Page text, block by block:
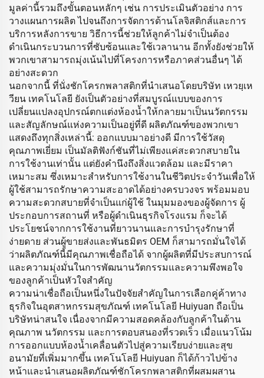
มูลค่านี้รวมถึงขั้นตอนหลักๆ เช่น การประเมินตัวอย่าง การ
วางแผนการผลิต ไปจนถึงการจัดการด้านโลจิสติกส์และการ
บริการหลังการขาย วิธีการนี้ช่วยให้ลูกค้าไม่จำเป็นต้อง
ดำเนินกระบวนการที่ซับซ้อนและใช้เวลานาน อีกทั้งยังช่วยให้
พวกเขาสามารถมุ่งเน้นไปที่โครงการหรือภาคส่วนอื่นๆ ได้
อย่างสะดวก
นอกจากนี้ ที่นั่งชักโครกพลาสติกที่นำเสนอโดยบริษัท เหวยฺเห
วียน เทคโนโลยี ยังเป็นตัวอย่างที่สมบูรณ์แบบของการ
เปลี่ยนแปลงอุปกรณ์ตกแต่งห้องน้ำให้กลายมาเป็นนวัตกรรม
และสัญลักษณ์แห่งความเป็นอยู่ที่ดี ผลิตภัณฑ์ของพวกเขา
แสดงถึงทุกสิ่งเหล่านี้: ออกแบบมาอย่างดี มีการใช้วัสดุ
คุณภาพเยี่ยม เป็นมัลติฟังก์ชันที่ไม่เพียงแค่สะดวกสบายใน
การใช้งานเท่านั้น แต่ยังคำนึงถึงสิ่งแวดล้อม และมีราคา
เหมาะสม ซึ่งเหมาะสำหรับการใช้งานในชีวิตประจำวันเพื่อให้
ผู้ใช้สามารถรักษาความสะอาดได้อย่างครบวงจร พร้อมมอบ
ความสะดวกสบายที่จำเป็นแก่ผู้ใช้ ในมุมมองของผู้จัดการ ผู้
ประกอบการสถานที่ หรือผู้ดำเนินธุรกิจโรงแรม ก็จะได้
ประโยชน์จากการใช้งานที่ยาวนานและการบำรุงรักษาที่
ง่ายดาย ส่วนผู้ขายส่งและพันธมิตร OEM ก็สามารถมั่นใจได้
ว่าผลิตภัณฑ์นี้มีคุณภาพเชื่อถือได้ จากผู้ผลิตที่มีประสบการณ์
และความมุ่งมั่นในการพัฒนานวัตกรรมและความพึงพอใจ
ของลูกค้าเป็นหัวใจสำคัญ
ความน่าเชื่อถือเป็นหนึ่งในปัจจัยสำคัญในการเลือกคู่ค้าทาง
ธุรกิจในอุตสาหกรรมสุขภัณฑ์ เทคโนโลยี Huiyuan ถือเป็น
บริษัทน่าสนใจ เนื่องจากมีความสอดคล้องกับลูกค้าในด้าน
คุณภาพ นวัตกรรม และการตอบสนองที่รวดเร็ว เมื่อแนวโน้ม
การออกแบบห้องน้ำเคลื่อนตัวไปสู่ความเรียบง่ายและสุข
อนามัยที่เพิ่มมากขึ้น เทคโนโลยี Huiyuan ก็ได้ก้าวไปข้าง
หน้าและนำเสนอผลิตภัณฑ์ชักโครกพลาสติกที่ผสมผสาน